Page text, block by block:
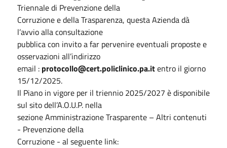
Triennale di Prevenzione della
Corruzione e della Trasparenza, questa Azienda dà
l’avvio alla consultazione
pubblica con invito a far pervenire eventuali proposte e
osservazioni all’indirizzo
email : protocollo@cert.policlinico.pa.itentro il giorno
15/12/2025.
Il Piano in vigore per il triennio 2025/2027 è disponibile
sul sito dell’A.O.U.P. nella
sezione Amministrazione Trasparente – Altri contenuti
- Prevenzione della
Corruzione - al seguente link: